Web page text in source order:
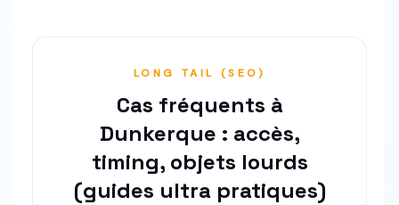
LONG TAIL (SEO)
Cas fréquents à
Dunkerque : accès,
timing, objets lourds
(guides ultra pratiques)